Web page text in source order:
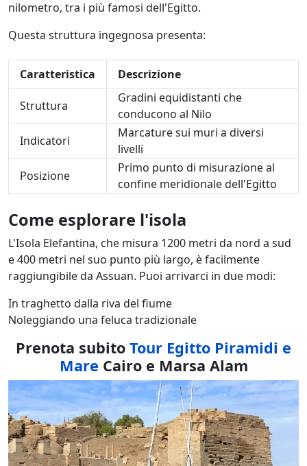
nilometro, tra i più famosi dell'Egitto.
Questa struttura ingegnosa presenta:
Caratteristica Descrizione
Struttura
Gradini equidistanti che
conducono al Nilo
Indicatori
Marcature sui muri a diversi
livelli
Posizione
Primo punto di misurazione al
confine meridionale dell'Egitto
Come esplorare l'isola
L'Isola Elefantina, che misura 1200 metri da nord a sud
e 400 metri nel suo punto più largo, è facilmente
raggiungibile da Assuan. Puoi arrivarci in due modi:
In traghetto dalla riva del fiume
Noleggiando una feluca tradizionale
Prenota subito Tour Egitto Piramidi e
Mare Cairo e Marsa Alam